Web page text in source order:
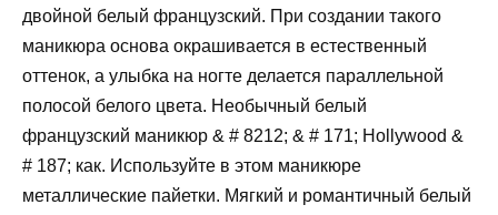
двойной белый французский. При создании такого
маникюра основа окрашивается в естественный
оттенок, а улыбка на ногте делается параллельной
полосой белого цвета. Необычный белый
французский маникюр & # 8212; & # 171; Hollywood &
# 187; как. Используйте в этом маникюре
металлические пайетки. Мягкий и романтичный белый